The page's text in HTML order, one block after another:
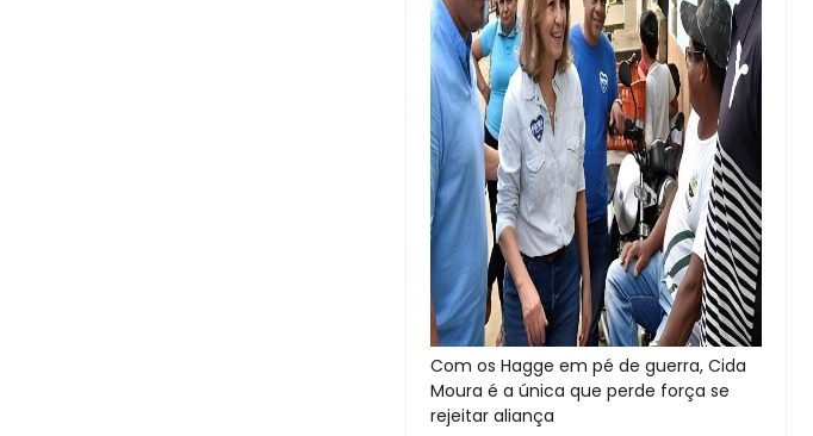
Com os Hagge em pé de guerra, Cida
Moura é a única que perde força se
rejeitar aliança